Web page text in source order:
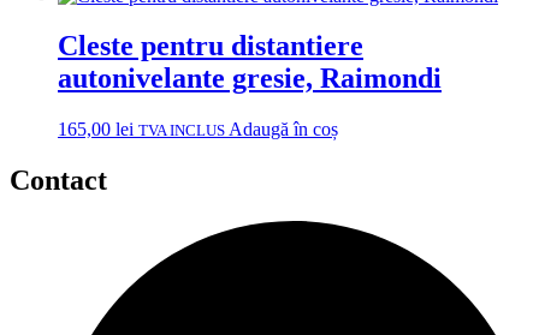
Cleste pentru distantiere
autonivelante gresie, Raimondi
165,00 lei TVA INCLUS Adaugă în coș
Contact